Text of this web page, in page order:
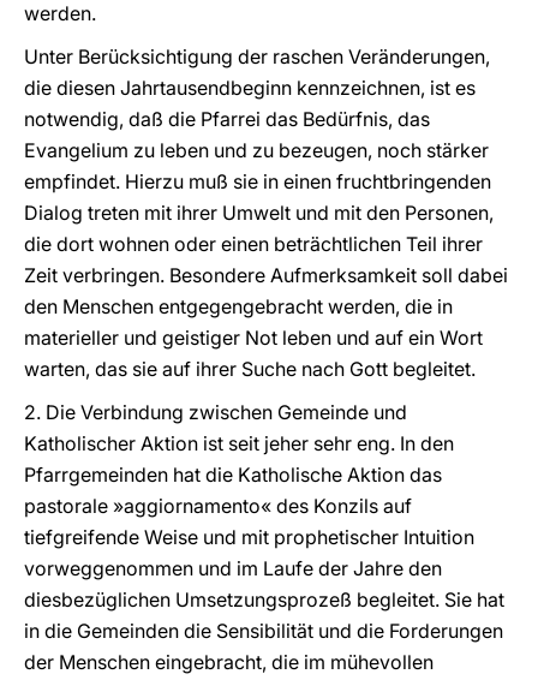
werden.
Unter Berücksichtigung der raschen Veränderungen,
die diesen Jahrtausendbeginn kennzeichnen, ist es
notwendig, daß die Pfarrei das Bedürfnis, das
Evangelium zu leben und zu bezeugen, noch stärker
empfindet. Hierzu muß sie in einen fruchtbringenden
Dialog treten mit ihrer Umwelt und mit den Personen,
die dort wohnen oder einen beträchtlichen Teil ihrer
Zeit verbringen. Besondere Aufmerksamkeit soll dabei
den Menschen entgegengebracht werden, die in
materieller und geistiger Not leben und auf ein Wort
warten, das sie auf ihrer Suche nach Gott begleitet.
2. Die Verbindung zwischen Gemeinde und
Katholischer Aktion ist seit jeher sehr eng. In den
Pfarrgemeinden hat die Katholische Aktion das
pastorale »aggiornamento« des Konzils auf
tiefgreifende Weise und mit prophetischer Intuition
vorweggenommen und im Laufe der Jahre den
diesbezüglichen Umsetzungsprozeß begleitet. Sie hat
in die Gemeinden die Sensibilität und die Forderungen
der Menschen eingebracht, die im mühevollen